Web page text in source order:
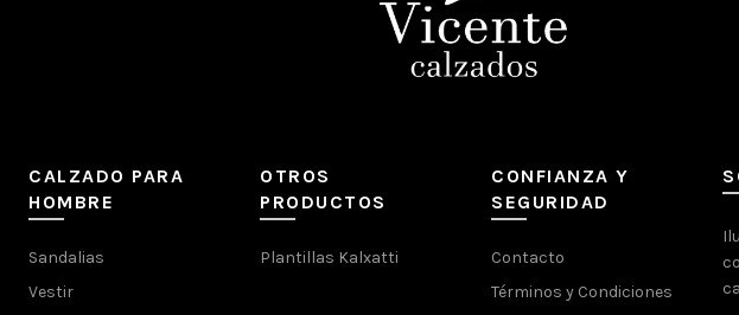
CALZADO PARA
HOMBRE
Sandalias
Vestir
OTROS
PRODUCTOS
Plantillas Kalxatti
CONFIANZA Y
SEGURIDAD
Contacto
Términos y Condiciones